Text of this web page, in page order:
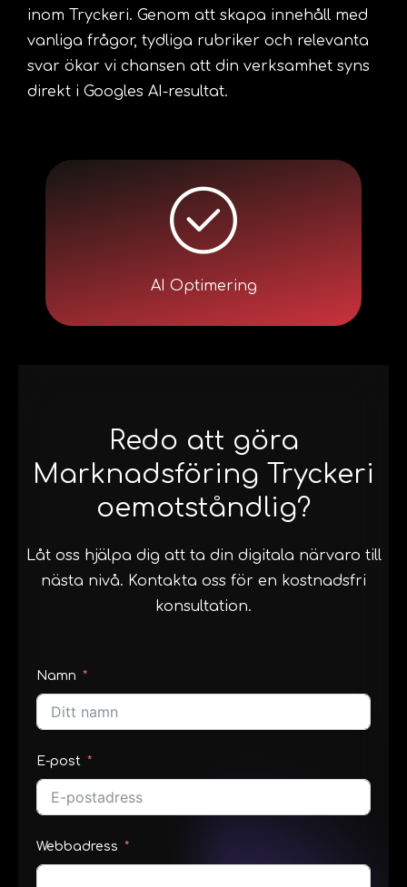
inom Tryckeri. Genom att skapa innehåll med
vanliga frågor, tydliga rubriker och relevanta
svar ökar vi chansen att din verksamhet syns
direkt i Googles AI-resultat.
AI Optimering
Redo att göra
Marknadsföring Tryckeri
oemotståndlig?
Låt oss hjälpa dig att ta din digitala närvaro till
nästa nivå. Kontakta oss för en kostnadsfri
konsultation.
Namn
E-post
Webbadress